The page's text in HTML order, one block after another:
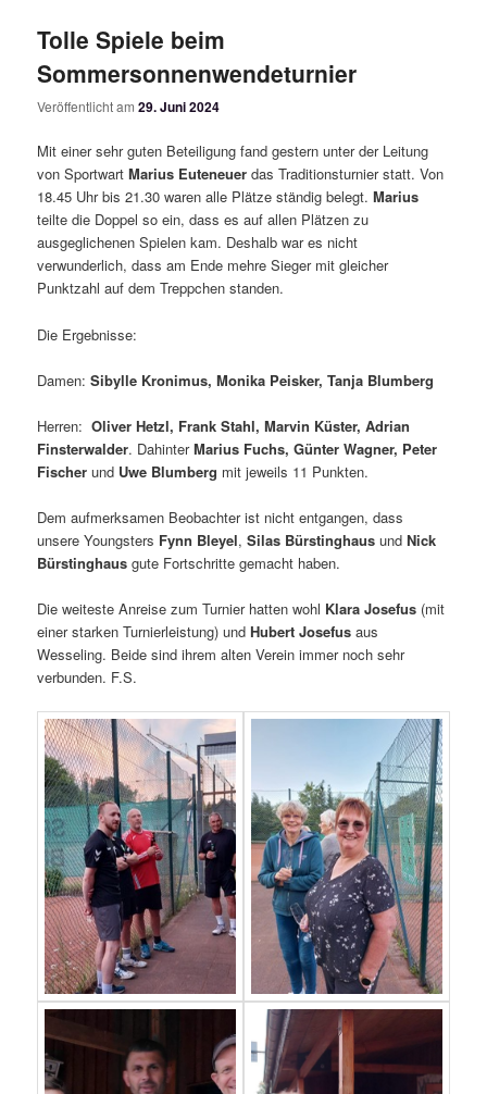
Tolle Spiele beim
Sommersonnenwendeturnier
Veröffentlicht am29. Juni 2024
Mit einer sehr guten Beteiligung fand gestern unter der Leitung
von SportwartMarius Euteneuer das Traditionsturnier statt. Von
18.45 Uhr bis 21.30 waren alle Plätze ständig belegt.Marius
teilte die Doppel so ein, dass es auf allen Plätzen zu
ausgeglichenen Spielen kam. Deshalb war es nicht
verwunderlich, dass am Ende mehre Sieger mit gleicher
Punktzahl auf dem Treppchen standen.
Die Ergebnisse:
Damen:Sibylle Kronimus, Monika Peisker, Tanja Blumberg
Herren:Oliver Hetzl, Frank Stahl, Marvin Küster, Adrian
Finsterwalder. DahinterMarius Fuchs, Günter Wagner, Peter
Fischerund Uwe Blumberg mit jeweils 11 Punkten.
Dem aufmerksamen Beobachter ist nicht entgangen, dass
unsere Youngsters Fynn Bleyel,Silas Bürstinghaus undNick
Bürstinghaus gute Fortschritte gemacht haben.
Die weiteste Anreise zum Turnier hatten wohl Klara Josefus (mit
einer starken Turnierleistung) undHubert Josefus aus
Wesseling. Beide sind ihrem alten Verein immer noch sehr
verbunden. F.S.